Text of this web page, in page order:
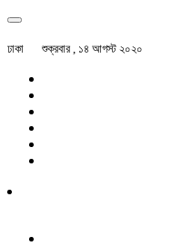
ঢাকা শুক্রবার , ১৪ আগস্ট ২০২০